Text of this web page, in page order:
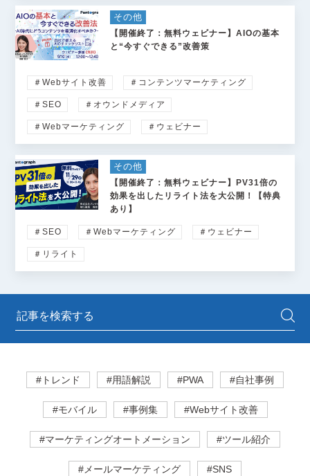
その他
【開催終了：無料ウェビナー】AIOの基本
と“今すぐできる”改善策
＃Webサイト改善 ＃コンテンツマーケティング
＃SEO ＃オウンドメディア
＃Webマーケティング ＃ウェビナー
その他
【開催終了：無料ウェビナー】PV31倍の
効果を出したリライト法を大公開！【特典
あり】
＃SEO ＃Webマーケティング ＃ウェビナー
＃リライト
#トレンド #用語解説 #PWA #自社事例
#モバイル #事例集 #Webサイト改善
#マーケティングオートメーション #ツール紹介
#メールマーケティング #SNS